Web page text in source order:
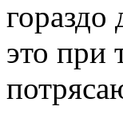
это при